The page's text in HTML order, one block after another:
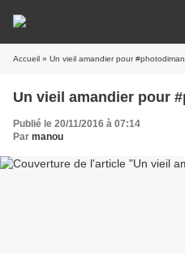
Accueil » Un vieil amandier pour
Un vieil amandier pour
Publié le 20/11/2016 à 07:14
Par manou